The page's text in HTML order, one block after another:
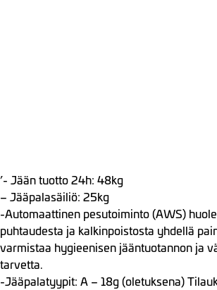
’- Jään tuotto 24h: 48kg
– Jääpalasäiliö: 25kg
-Automaattinen pesutoiminto (AWS)
puhtaudesta ja kalkinpoistosta yhdellä
varmistaa hygieenisen jääntuotannon ja
tarvetta.
-Jääpalatyypit: A – 18g (oletuksena)